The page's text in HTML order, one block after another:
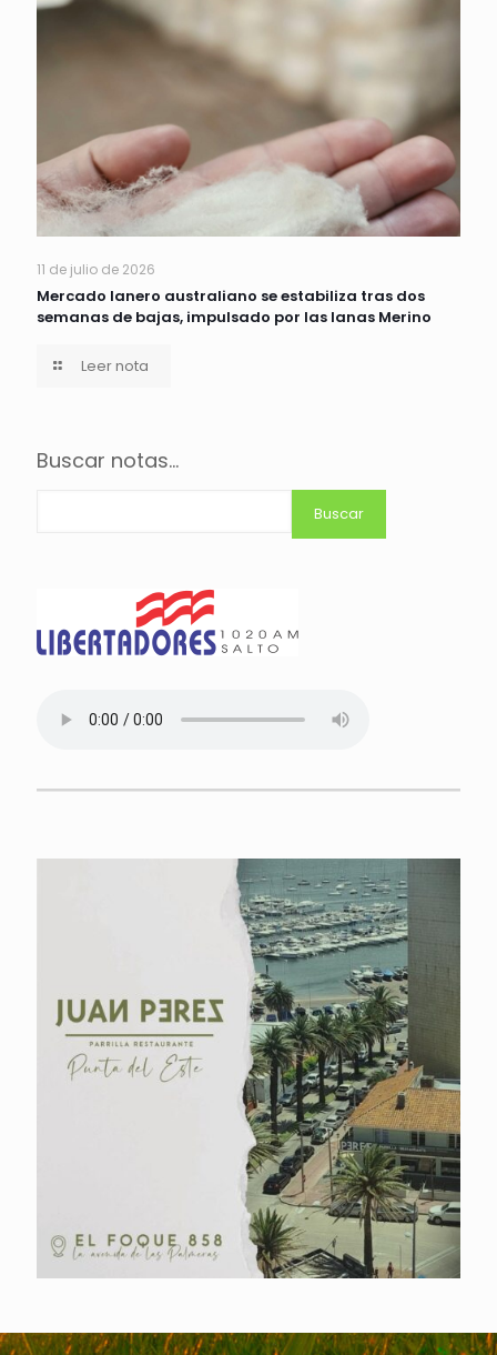
11 de julio de 2026
Mercado lanero australiano se estabiliza tras dos
semanas de bajas, impulsado por las lanas Merino
Leer nota
Buscar notas...
Buscar